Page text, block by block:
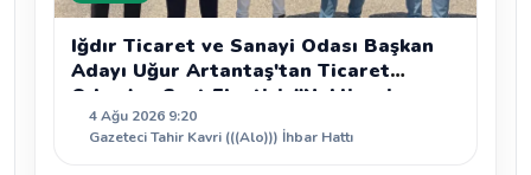
Iğdır Ticaret ve Sanayi Odası Başkan
Adayı Uğur Artantaş'tan Ticaret
Odası'na Sert Eleştiri: "Nakliyeci
Sahipsiz Bırakılamaz"
4 Ağu 2026 9:20
Gazeteci Tahir Kavri (((Alo))) İhbar Hattı